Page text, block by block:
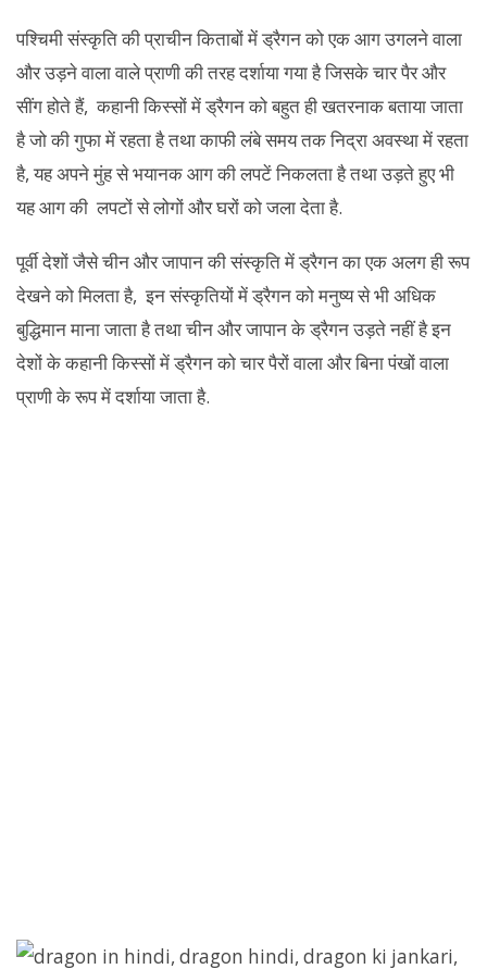
पश्चिमी संस्कृति की प्राचीन किताबों में ड्रैगन को एक आग उगलने वाला
और उड़ने वाला वाले प्राणी की तरह दर्शाया गया है जिसके चार पैर और
सींग होते हैं, कहानी किस्सों में ड्रैगन को बहुत ही खतरनाक बताया जाता
है जो की गुफा में रहता है तथा काफी लंबे समय तक निद्रा अवस्था में रहता
है, यह अपने मुंह से भयानक आग की लपटें निकलता है तथा उड़ते हुए भी
यह आग की लपटों से लोगों और घरों को जला देता है.
पूर्वी देशों जैसे चीन और जापान की संस्कृति में ड्रैगन का एक अलग ही रूप
देखने को मिलता है, इन संस्कृतियों में ड्रैगन को मनुष्य से भी अधिक
बुद्धिमान माना जाता है तथा चीन और जापान के ड्रैगन उड़ते नहीं है इन
देशों के कहानी किस्सों में ड्रैगन को चार पैरों वाला और बिना पंखों वाला
प्राणी के रूप में दर्शाया जाता है.